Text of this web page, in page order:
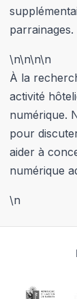
parrainages.
\n\n\n\n
À la
activité
numérique.
pour
aider à
numérique
\n